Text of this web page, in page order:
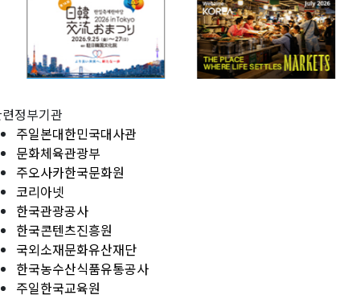
정부기관
주일본대한민국대사관
문화체육관광부
주오사카한국문화원
코리아넷
한국관광공사
한국콘텐츠진흥원
국외소재문화유산재단
한국농수산식품유통공사
주일한국교육원